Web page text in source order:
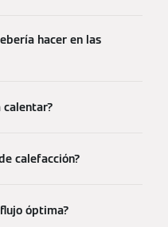
hacer en las
calentar?
calefacción?
óptima?